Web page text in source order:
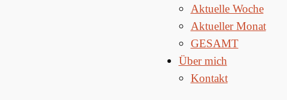
Aktuelle Woche
Aktueller Monat
GESAMT
Über mich
Kontakt